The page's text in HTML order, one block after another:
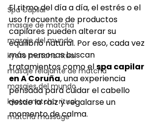
Spa Capilar
masaje de matcha
masaje del mundo
kyoto matcha ritual
masaje relajante de matcha
masajes del mundo
kyoto matcha ritual
matcha massage
El ritmo del día a día, el estrés o el
uso frecuente de productos
capilares pueden alterar su
equilibrio natural. Por eso, cada vez
más personas buscan
tratamientos como el spa capilar
en A Coruña, una experiencia
pensada para cuidar el cabello
desde la raíz y regalarse un
momento de calma.